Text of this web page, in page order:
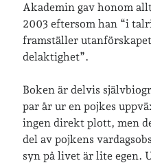
Hej!
Jag heter Helena och är mamma
och frontendutvecklare på Tieto.
Om lösenordsskyddade inlägg
Senaste inläggen
Akademin gav honom
2003 eftersom han “i
framställer
delaktighet”.
Boken är delvis
par år ur en pojkes
ingen direkt plott, men
del av pojkens
syn på livet är lite egen.